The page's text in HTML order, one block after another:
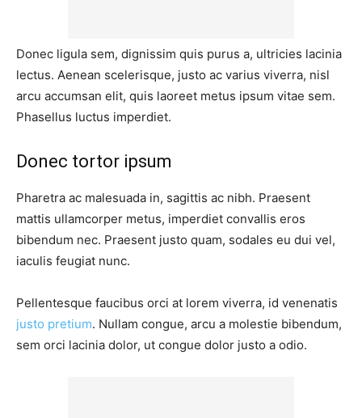
Donec ligula sem, dignissim quis purus a, ultricies lacinia
lectus. Aenean scelerisque, justo ac varius viverra, nisl
arcu accumsan elit, quis laoreet metus ipsum vitae sem.
Phasellus luctus imperdiet.
Donec tortor ipsum
Pharetra ac malesuada in, sagittis ac nibh. Praesent
mattis ullamcorper metus, imperdiet convallis eros
bibendum nec. Praesent justo quam, sodales eu dui vel,
iaculis feugiat nunc.
Pellentesque faucibus orci at lorem viverra, id venenatis
justo pretium. Nullam congue, arcu a molestie bibendum,
sem orci lacinia dolor, ut congue dolor justo a odio.